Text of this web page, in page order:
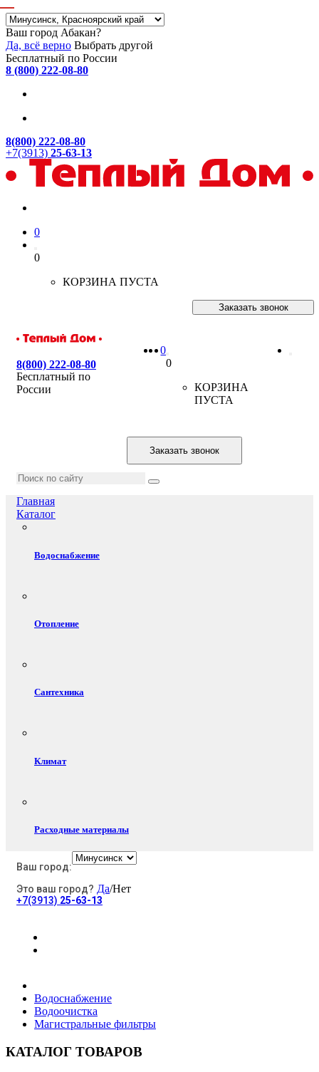
Ваш город Абакан?
Да, всё верно Выбрать другой
Бесплатный по России
8 (800) 222-08-80
8(800) 222-08-80
+7(3913) 25-63-13
0
0
КОРЗИНА ПУСТА
Заказать звонок
8(800) 222-08-80
Бесплатный по
России
0
0
КОРЗИНА
ПУСТА
Заказать звонок
Главная
Каталог
Водоснабжение
Отопление
Сантехника
Климат
Расходные материалы
Электротовары
Ваш город:
Это ваш город? Да/Нет
+7(3913) 25-63-13
Водоснабжение
Водоочистка
Магистральные фильтры
КАТАЛОГ ТОВАРОВ